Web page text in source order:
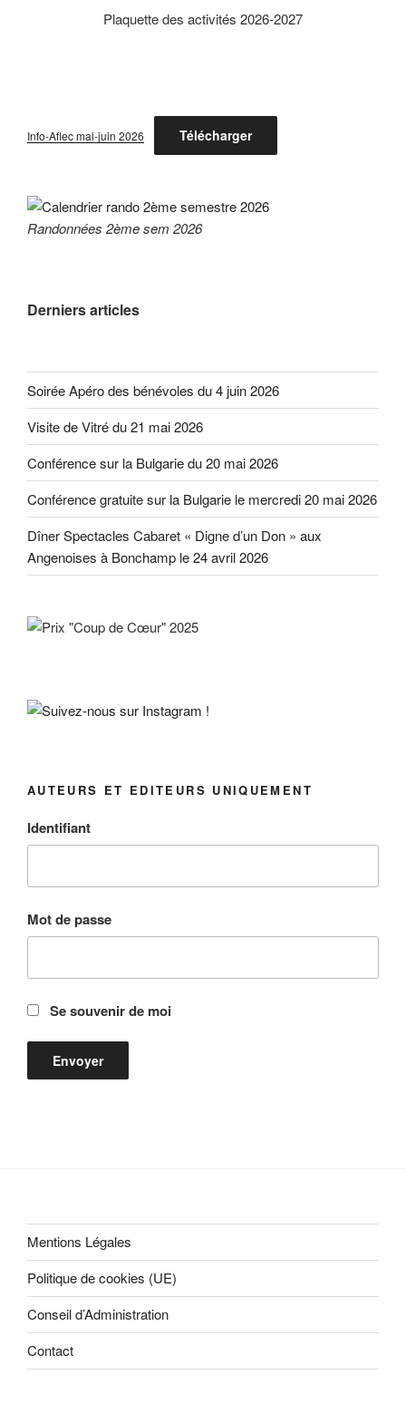
Plaquette des activités 2026-2027
Info-Aflec mai-juin 2026 Télécharger
Randonnées 2ème sem 2026
Derniers articles
Soirée Apéro des bénévoles du 4 juin 2026
Visite de Vitré du 21 mai 2026
Conférence sur la Bulgarie du 20 mai 2026
Conférence gratuite sur la Bulgarie le mercredi 20 mai 2026
Dîner Spectacles Cabaret « Digne d’un Don » aux
Angenoises à Bonchamp le 24 avril 2026
AUTEURS ET EDITEURS UNIQUEMENT
Identifiant
Mot de passe
Se souvenir de moi
Mentions Légales
Politique de cookies (UE)
Conseil d’Administration
Contact